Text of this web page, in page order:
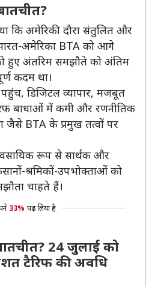
कि अमेरिकी दौरा संतुलित और
अमेरिका BTA को आगे
हुए अंतरिम समझौते को अंतिम
कदम था।
डिजिटल व्यापार, मजबूत
बाधाओं में कमी और रणनीतिक
जैसे BTA के प्रमुख तत्वों पर
रूप से सार्थक और
श्रमिकों-उपभोक्ताओं को
चाहते हैं।
33% पढ़ लिया है
24 जुलाई को
टैरिफ की अवधि